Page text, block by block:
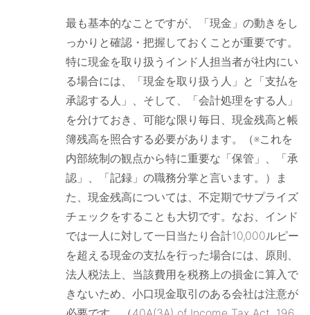
最も基本的なことですが、「現金」の動きをし
っかりと確認・把握しておくことが重要です。
特に現金を取り扱うインド人担当者が社内にい
る場合には、「現金を取り扱う人」と「支払を
承認する人」、そして、「会計処理をする人」
を分けておき、可能な限り毎日、現金残高と帳
簿残高を照合する必要があります。（※これを
内部統制の観点から特に重要な「保管」、「承
認」、「記録」の職務分掌と言います。）ま
た、現金残高については、不定期でサプライズ
チェックをすることも大切です。なお、インド
では一人に対して一日当たり合計10,000ルピー
を超える現金の支払を行った場合には、原則、
法人税法上、当該費用を税務上の損金に算入で
きないため、小口現金取引のある会社は注意が